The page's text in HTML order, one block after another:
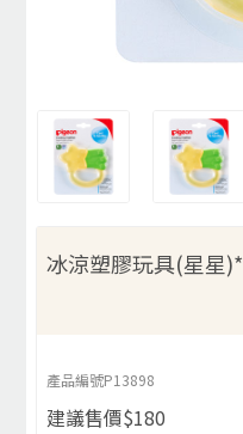
冰涼塑膠玩具(星星)*
產品編號P13898
建議售價$180